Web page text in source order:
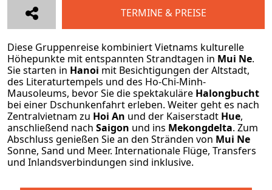
TERMINE & PREISE
Diese Gruppenreise kombiniert Vietnams kulturelle
Höhepunkte mit entspannten Strandtagen in Mui Ne.
Sie starten in Hanoi mit Besichtigungen der Altstadt,
des Literaturtempels und des Ho-Chi-Minh-
Mausoleums, bevor Sie die spektakuläre Halongbucht
bei einer Dschunkenfahrt erleben. Weiter geht es nach
Zentralvietnam zu Hoi An und der Kaiserstadt Hue,
anschließend nach Saigon und ins Mekongdelta. Zum
Abschluss genießen Sie an den Stränden von Mui Ne
Sonne, Sand und Meer. Internationale Flüge, Transfers
und Inlandsverbindungen sind inklusive.